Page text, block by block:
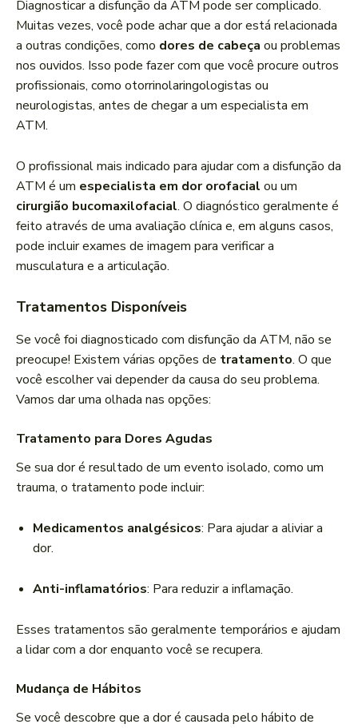
Diagnosticar a disfunção da ATM pode ser complicado.
Muitas vezes, você pode achar que a dor está relacionada
a outras condições, como dores de cabeça ou problemas
nos ouvidos. Isso pode fazer com que você procure outros
profissionais, como otorrinolaringologistas ou
neurologistas, antes de chegar a um especialista em
ATM.
O profissional mais indicado para ajudar com a disfunção da
ATM é um especialista em dor orofacial ou um
cirurgião bucomaxilofacial. O diagnóstico geralmente é
feito através de uma avaliação clínica e, em alguns casos,
pode incluir exames de imagem para verificar a
musculatura e a articulação.
Tratamentos Disponíveis
Se você foi diagnosticado com disfunção da ATM, não se
preocupe! Existem várias opções de tratamento. O que
você escolher vai depender da causa do seu problema.
Vamos dar uma olhada nas opções:
Tratamento para Dores Agudas
Se sua dor é resultado de um evento isolado, como um
trauma, o tratamento pode incluir:
Medicamentos analgésicos: Para ajudar a aliviar a
dor.
Anti-inflamatórios: Para reduzir a inflamação.
Esses tratamentos são geralmente temporários e ajudam
a lidar com a dor enquanto você se recupera.
Mudança de Hábitos
Se você descobre que a dor é causada pelo hábito de